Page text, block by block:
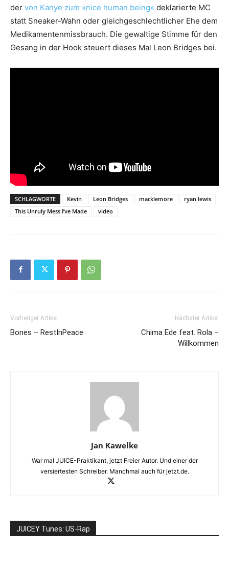
der von Kanye zum »nice human being« deklarierte MC
statt Sneaker-Wahn oder gleichgeschlechtlicher Ehe dem
Medikamentenmissbrauch. Die gewaltige Stimme für den
Gesang in der Hook steuert dieses Mal Leon Bridges bei.
SCHLAGWORTE Kevin Leon Bridges macklemore
ryan lewis
This Unruly Mess I’ve Made
video
Vorheriger Artikel
Bones – RestInPeace
Nächster Artikel
Chima Ede feat. Rola –
Willkommen
Jan Kawelke
War mal JUICE-Praktikant, jetzt Freier Autor. Und einer der
versiertesten Schreiber. Manchmal auch für jetzt.de.
JUICEY Tunes: US-Rap